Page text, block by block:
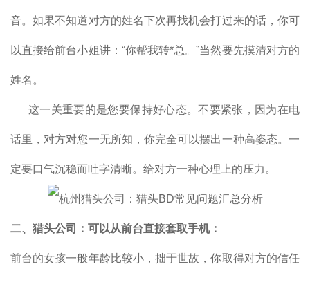
音。如果不知道对方的姓名下次再找机会打过来的话，你可
以直接给前台小姐讲：“你帮我转*总。”当然要先摸清对方的
姓名。
这一关重要的是您要保持好心态。不要紧张，因为在电
话里，对方对您一无所知，你完全可以摆出一种高姿态。一
定要口气沉稳而吐字清晰。给对方一种心理上的压力。
二、猎头公司：可以从前台直接套取手机：
前台的女孩一般年龄比较小，拙于世故，你取得对方的信任